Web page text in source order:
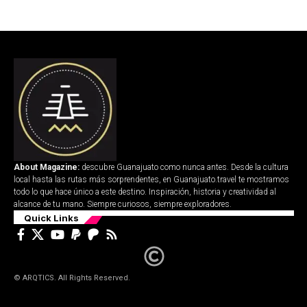
About Magazine: descubre Guanajuato como nunca antes. Desde la cultura
local hasta las rutas más sorprendentes, en Guanajuato.travel te mostramos
todo lo que hace único a este destino. Inspiración, historia y creatividad al
alcance de tu mano. Siempre curiosos, siempre exploradores.
Quick Links
© ARQTICS. All Rights Reserved.